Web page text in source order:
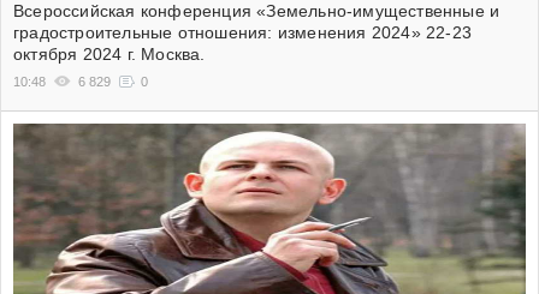
Всероссийская конференция «Земельно-имущественные и
градостроительные отношения: изменения 2024» 22-23
октября 2024 г. Москва.
10:48 6 829 0